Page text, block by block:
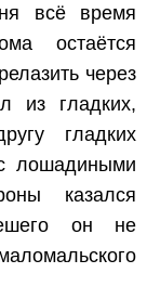
всё время
остаётся
через
из гладких,
гладких
лошадиными
казался
он не